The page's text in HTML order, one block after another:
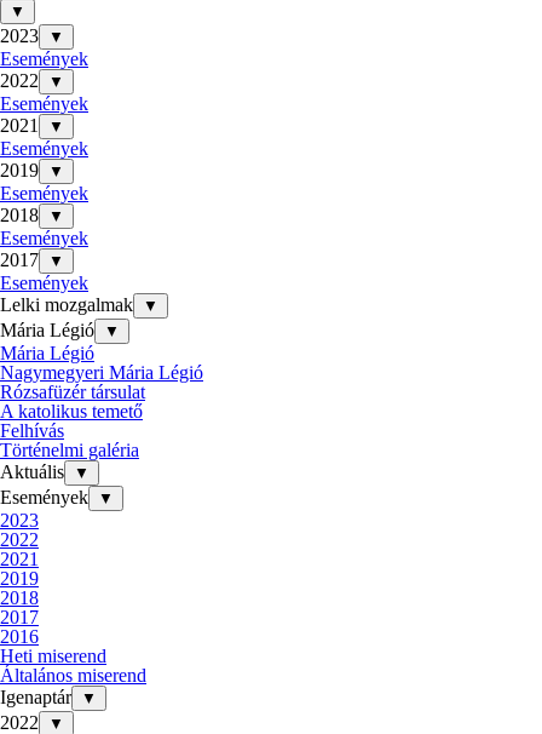
▼
2023 ▼
Események
2022
▼
Események
2021
▼
Események
2019
▼
Események
2018
▼
Események
2017
▼
Események
Lelki mozgalmak
▼
Mária Légió ▼
Mária Légió
Nagymegyeri Mária Légió
Rózsafüzér társulat
A katolikus temető
Felhívás
Történelmi galéria
Aktuális
▼
Események ▼
2023
2022
2021
2019
2018
2017
2016
Heti miserend
Általános miserend
Igenaptár
▼
2022 ▼